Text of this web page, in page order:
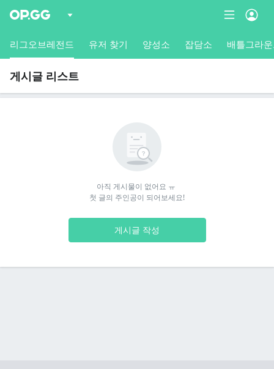
리그오브레전드 유저 찾기 양성소 잡담소 배틀그라
게시글 리스트
아직 게시물이 없어요 ㅠ
첫 글의 주인공이 되어보세요!
게시글 작성